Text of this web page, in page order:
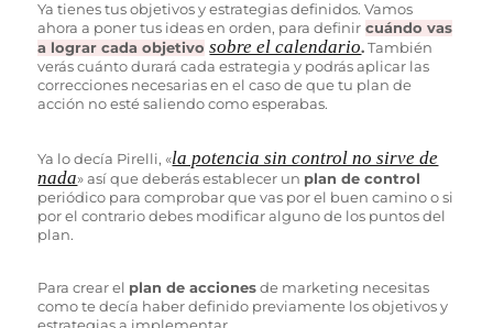
Ya tienes tus objetivos y estrategias definidos. Vamos
ahora a poner tus ideas en orden, para definir cuándo vas
a lograr cada objetivo sobre el calendario. También
verás cuánto durará cada estrategia y podrás aplicar las
correcciones necesarias en el caso de que tu plan de
acción no esté saliendo como esperabas.
Ya lo decía Pirelli, «la potencia sin control no sirve de
nada» así que deberás establecer un plan de control
periódico para comprobar que vas por el buen camino o si
por el contrario debes modificar alguno de los puntos del
plan.
Para crear el plan de acciones de marketing necesitas
como te decía haber definido previamente los objetivos y